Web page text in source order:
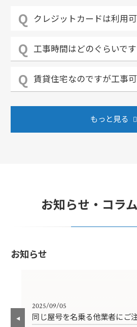
クレジットカードは利用
工事時間はどのぐらいで
賃貸住宅なのですが工事
もっと見る
お知らせ・コラ
お知らせ
2025/09/05
同じ屋号を名乗る他業者にご